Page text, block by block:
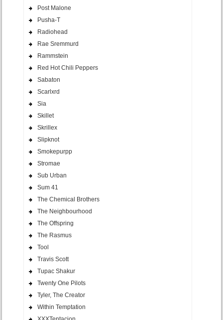
Post Malone
Pusha-T
Radiohead
Rae Sremmurd
Rammstein
Red Hot Chili Peppers
Sabaton
Scarlxrd
Sia
Skillet
Skrillex
Slipknot
Smokepurpp
Stromae
Sub Urban
Sum 41
The Chemical Brothers
The Neighbourhood
The Offspring
The Rasmus
Tool
Travis Scott
Tupac Shakur
Twenty One Pilots
Tyler, The Creator
Within Temptation